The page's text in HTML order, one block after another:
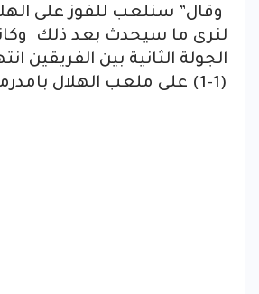
وقال” سنلعب للفوز على
لنرى ما سيحدث بعد ذلك
الجولة الثانية بين الفريقين
(1-1) على ملعب الهلال بامدرمان.